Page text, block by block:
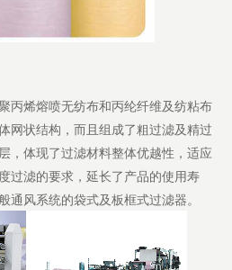
丙烯熔喷无纺布和丙纶纤维及纺粘布
网状结构，而且组成了粗过滤及精过
，体现了过滤材料整体优越性，适应
过滤的要求，延长了产品的使用寿
通风系统的袋式及板框式过滤器。